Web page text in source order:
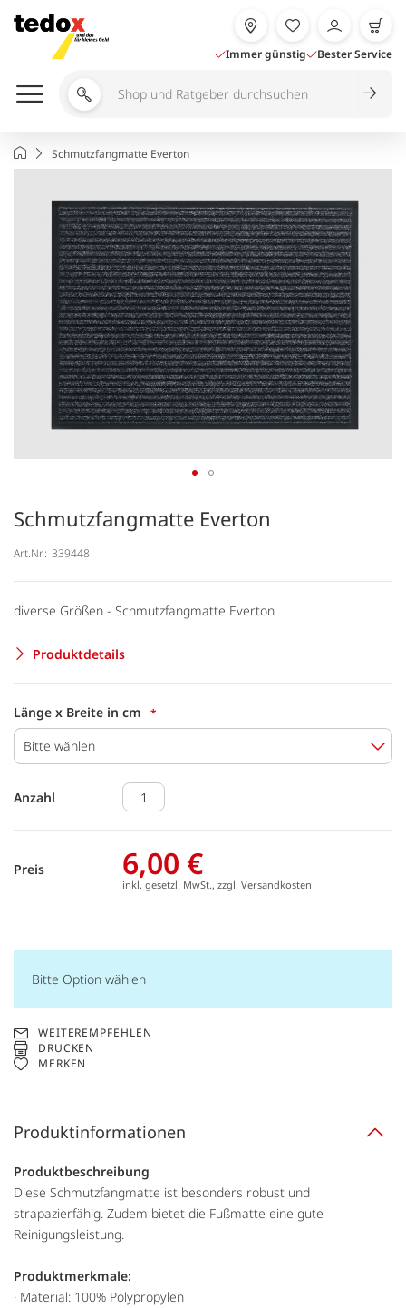
Inhalt
springen
Immer günstig Bester Service
Shop
Ratgeber
durchsuchen
StartseiteSchmutzfangmatte Everton
Schmutzfangmatte Everton
Art.Nr.: 339448
diverse Größen - Schmutzfangmatte Everton
Produktdetails
Länge x Breite in cm
Bitte wählen
Anzahl
Preis 6,00 €
inkl. gesetzl. MwSt., zzgl. Versandkosten
Bitte Option wählen
WEITEREMPFEHLEN
DRUCKEN
MERKEN
Produktinformationen
Produktbeschreibung
Diese Schmutzfangmatte ist besonders robust und
strapazierfähig. Zudem bietet die Fußmatte eine gute
Reinigungsleistung.
Produktmerkmale:
· Material: 100% Polypropylen